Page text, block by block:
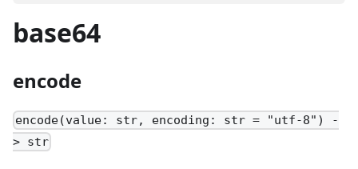
base64
encode
encode(value: str, encoding: str = "utf-8") -
> str